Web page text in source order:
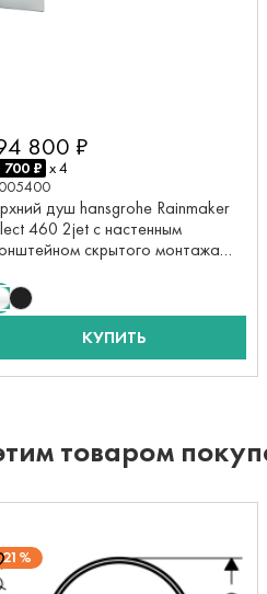
800 ₽
700 ₽ x 4
душ hansgrohe Rainmaker
460 2jet с настенным
скрытого монтажа
КУПИТЬ
товаром
21%